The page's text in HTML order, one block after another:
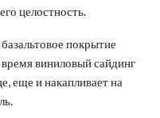
целостность.
покрытие
виниловый сайдинг
еще и накапливает на